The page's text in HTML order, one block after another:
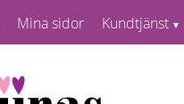
Mina sidor Kundtjänst